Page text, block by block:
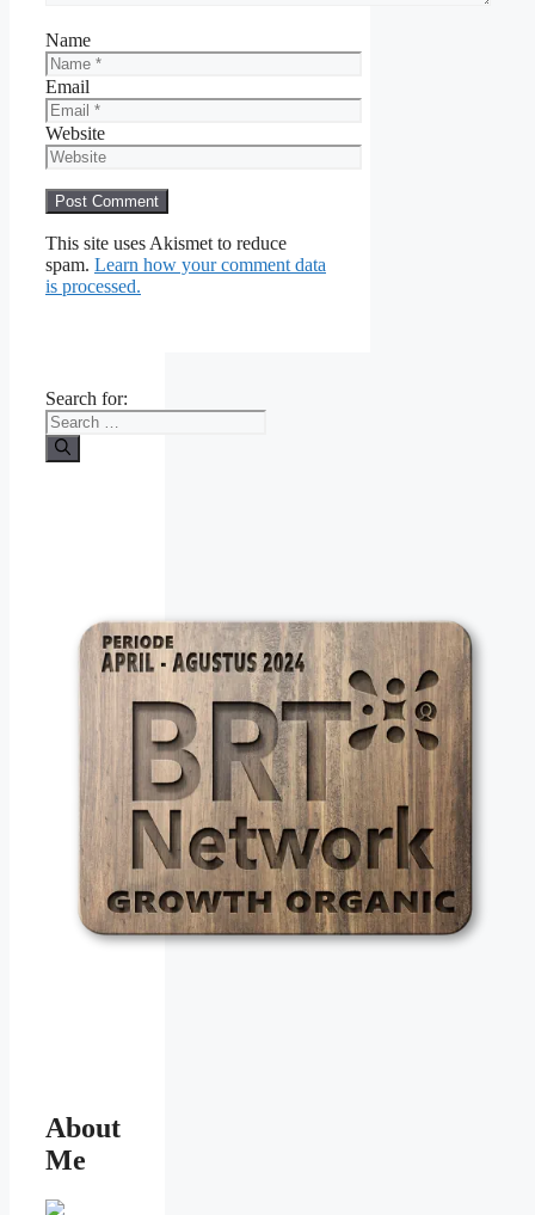
Name
Email
Website
This site uses Akismet to reduce
spam. Learn how your comment data
is processed.
Search for:
About
Me